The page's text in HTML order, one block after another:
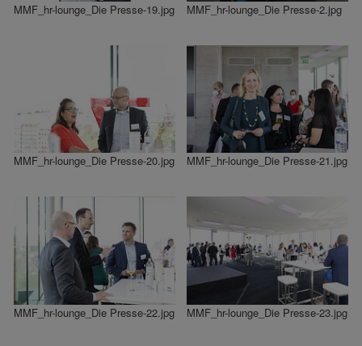
MMF_hr-lounge_Die Presse-19.jpg MMF_hr-lounge_Die Presse-2.jpg
MMF_hr-lounge_Die Presse-20.jpg MMF_hr-lounge_Die Presse-21.jpg
MMF_hr-lounge_Die Presse-22.jpg MMF_hr-lounge_Die Presse-23.jpg